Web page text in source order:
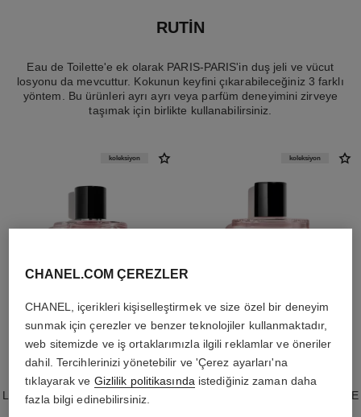
RUTİN
Eau de Toilette'e ek olarak PARIS-PARIS'in duş jeli ve vücut
losyonu da mevcuttur. Kokunun keyfini çıkarabileceğiniz 3 farklı
yöntem. Bu ürünleri ayrı ayrı veya parfüm deneyimini zirveye
taşımak için birlikte kullanabilirsiniz.
paris - paris
LES EAUX DE CHANEL – EAU DE
TOILETTE SPRAY
koleksiyon
paris - paris
LES EAUX DE CHANEL – SAÇ VE
koleksiyon
CHANEL.COM ÇEREZLER
CHANEL, içerikleri kişiselleştirmek ve size özel bir deneyim
sunmak için çerezler ve benzer teknolojiler kullanmaktadır,
web sitemizde ve iş ortaklarımızla ilgili reklamlar ve öneriler
dahil. Tercihlerinizi yönetebilir ve 'Çerez ayarları'na
tıklayarak ve Gizlilik politikasında istediğiniz zaman daha
fazla bilgi edinebilirsiniz.